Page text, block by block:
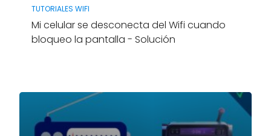
TUTORIALES WIFI
Mi celular se desconecta del Wifi cuando
bloqueo la pantalla - Solución